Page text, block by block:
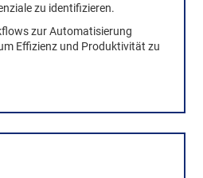
zu identifizieren.
zur Automatisierung
Effizienz und Produktivität zu